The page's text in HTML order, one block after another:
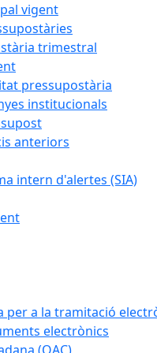
vigent
trimestral
pressupostària
institucionals
anteriors
intern d'alertes (SIA)
per a la tramitació
electrònics